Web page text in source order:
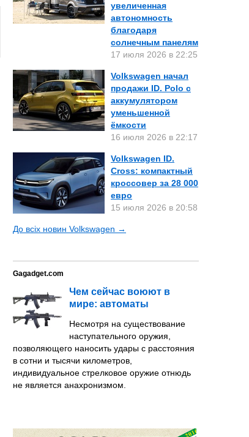
увеличенная
автономность
благодаря
солнечным панелям
17 июля 2026 в 22:25
Volkswagen начал
продажи ID. Polo с
аккумулятором
уменьшенной
ёмкости
16 июля 2026 в 22:17
Volkswagen ID.
Cross: компактный
кроссовер за 28 000
евро
15 июля 2026 в 20:58
До всіх новин Volkswagen →
Gagadget.com
Чем сейчас воюют в
мире: автоматы
Несмотря на существование
наступательного оружия,
позволяющего наносить удары с расстояния
в сотни и тысячи километров,
индивидуальное стрелковое оружие отнюдь
не является анахронизмом.